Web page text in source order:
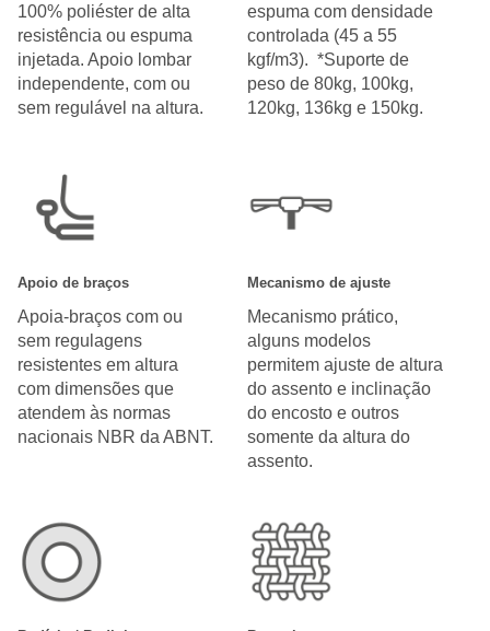
100% poliéster de alta
resistência ou espuma
injetada. Apoio lombar
independente, com ou
sem regulável na altura.
espuma com densidade
controlada (45 a 55
kgf/m3). *Suporte de
peso de 80kg, 100kg,
120kg, 136kg e 150kg.
Apoio de braços
Apoia-braços com ou
sem regulagens
resistentes em altura
com dimensões que
atendem às normas
nacionais NBR da ABNT.
Mecanismo de ajuste
Mecanismo prático,
alguns modelos
permitem ajuste de altura
do assento e inclinação
do encosto e outros
somente da altura do
assento.